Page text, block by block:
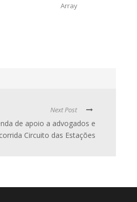
Array
Next Post
de apoio a advogados e
Circuito das Estações